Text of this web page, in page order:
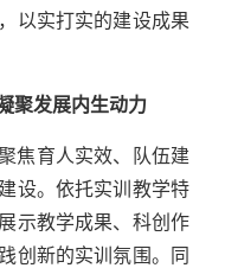
以实打实的建设成果
聚发展内生动力
焦育人实效、队伍建
设。依托实训教学特
示教学成果、科创作
创新的实训氛围。同